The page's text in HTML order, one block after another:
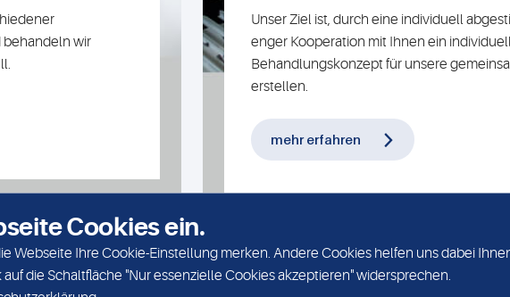
behandeln wir
Unser Ziel ist, durch eine individuell
enger Kooperation mit Ihnen ein
Behandlungskonzept für unsere
erstellen.
mehr erfahren
Cookies ein.
Webseite Ihre Cookie-Einstellung merken. Andere Cookies helfen uns dabei
die Schaltfläche "Nur essenzielle Cookies akzeptieren" widersprechen.